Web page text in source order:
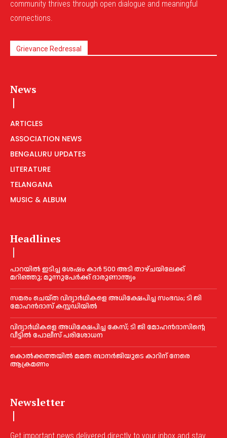
community thrives through open dialogue and meaningful
connections.
Grievance Redressal
News
ARTICLES
ASSOCIATION NEWS
BENGALURU UPDATES
LITERATURE
TELANGANA
MUSIC & ALBUM
Headlines
പാറയിൽ ഇടിച്ച ശേഷം കാർ 500 അടി താഴ്ചയിലേക്ക്
മറിഞ്ഞു; മൂന്നുപേർക്ക് ദാരുണാന്ത്യം
സമരം ചെയ്ത വിദ്യാര്‍ഥികളെ അധിക്ഷേപിച്ച സംഭവം; ടി ജി
മോഹന്‍ദാസ് കസ്റ്റഡിയിൽ
വിദ്യാര്‍ഥികളെ അധിക്ഷേപിച്ച കേസ്; ടി ജി മോഹന്‍ദാസിന്റെ
വീട്ടില്‍ പോലീസ് പരിശോധന
കൊല്‍ക്കത്തയില്‍ മമത ബാനര്‍ജിയുടെ കാറിന് നേരെ
ആക്രമണം
Newsletter
Get important news delivered directly to your inbox and stay